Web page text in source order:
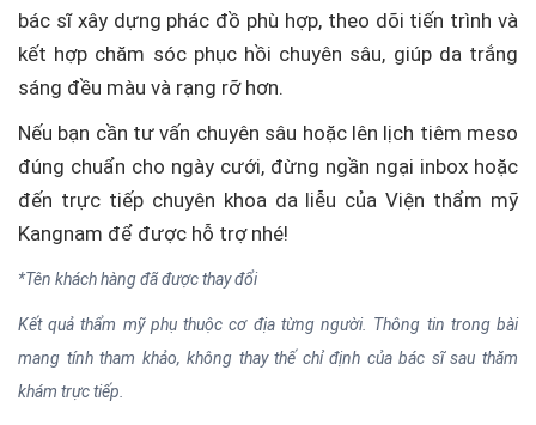
bác sĩ xây dựng phác đồ phù hợp, theo dõi tiến trình và
kết hợp chăm sóc phục hồi chuyên sâu, giúp da trắng
sáng đều màu và rạng rỡ hơn.
Nếu bạn cần tư vấn chuyên sâu hoặc lên lịch tiêm meso
đúng chuẩn cho ngày cưới, đừng ngần ngại inbox hoặc
đến trực tiếp chuyên khoa da liễu của Viện thẩm mỹ
Kangnam để được hỗ trợ nhé!
*Tên khách hàng đã được thay đổi
Kết quả thẩm mỹ phụ thuộc cơ địa từng người. Thông tin trong bài
mang tính tham khảo, không thay thế chỉ định của bác sĩ sau thăm
khám trực tiếp.